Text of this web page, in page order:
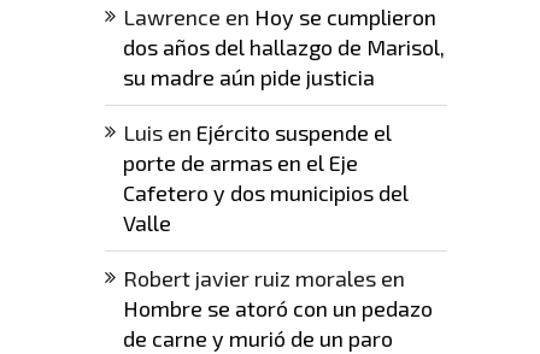
Lawrence en Hoy se cumplieron
dos años del hallazgo de Marisol,
su madre aún pide justicia
Luisen Ejército suspende el
porte de armas en el Eje
Cafetero y dos municipios del
Valle
Robert javier ruiz moralesen
Hombre se atoró con un pedazo
de carne y murió de un paro